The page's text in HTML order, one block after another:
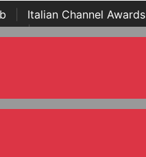
Italian Channel Awards
| ...